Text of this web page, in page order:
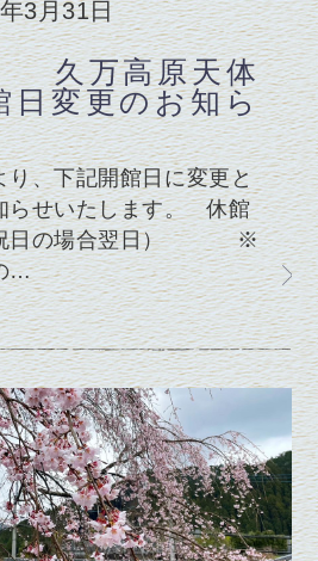
3月31日
久万高原天体
変更のお知ら
り、下記開館日に変更と
らせいたします。 休館
祝日の場合翌日） ※
…